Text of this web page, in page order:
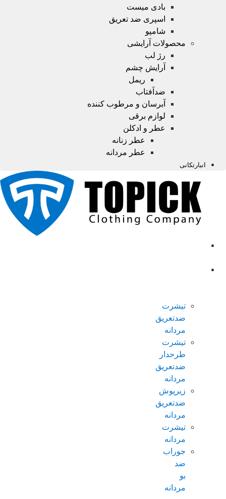
بادی میست
اسپری ضد تعریق
شامپو
محصولات آرایشی
رژ لب
آرایش چشم
ریمل
ضدآفتاب
آبرسان و مرطوب کننده
لوازم برقی
عطر و ادکلن
عطر زنانه
عطر مردانه
انبارتکانی
تیشرت
ضدتعریق
مردانه
تیشرت
طرحدار
ضدتعریق
مردانه
زیرپوش
ضدتعریق
مردانه
تیشرت
مردانه
جوراب
ضد
بو
مردانه